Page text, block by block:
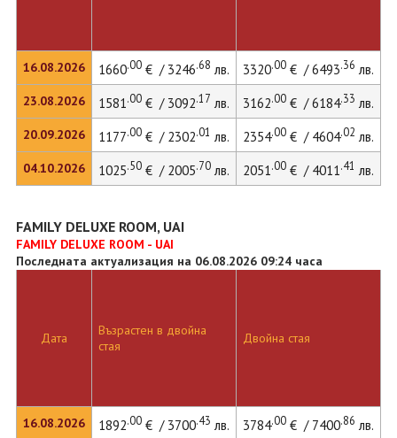
16.08.2026
23.08.2026
20.09.2026
04.10.2026
1660.00€ / 3246.68 лв. 3320.00€ / 6493.36 лв.
1581.00€ / 3092.17 лв. 3162.00€ / 6184.33 лв.
1177.00€ / 2302.01 лв. 2354.00€ / 4604.02 лв.
1025.50€ / 2005.70лв. 2051.00€ / 4011.41 лв.
FAMILY DELUXE ROOM, UAI
FAMILY DELUXE ROOM - UAI
Последната актуализация на 06.08.2026 09:24 часа
Дата
16.08.2026
Възрастен в двойна
стая
Двойна стая
1892.00€ / 3700.43 лв. 3784.00€ / 7400.86 лв.